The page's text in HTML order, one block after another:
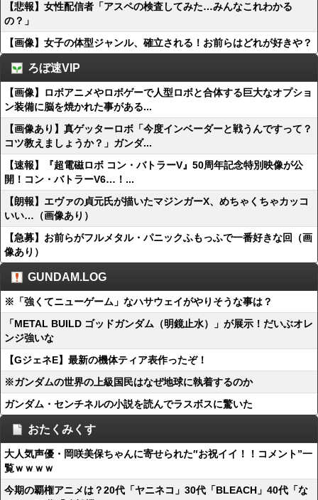
【悲報】女性配信者「アスペの検査してみた…みんなこれわかる
の？」
【画像】女子の体型ジャンル、確立される！お前らはどれが好きや？
ろぼ速VIP
【画像】ロボアニメやロボゲーで人型ロボと合体する巨大なオプショ
ン装備に脳を焼かれた事がある...
【画像あり】真ゲッターロボ「今度インベーダーと戦うんですって？
コツ教えましょうか？」ガンダ...
【速報】『超電磁ロボ コン・バトラーV』50周年記念特別映像が公
開！コン・バトラーV6…！...
【朗報】エヴァの貞元氏が描いたマジンガーX、めちゃくちゃカッコ
いい…（画像あり）
【急募】お前らがフルメタル・パニックふもっふで一番好きな回（画
像あり）
GUNDAM.LOG
※「強くてニューゲーム」なハサウェイがやりそうな事は？
「METAL BUILD ゴッドガンダム（明鏡止水）」が展示！だいぶオレ
ンジ強いな
【GジェネE】最新の機体ティア表作ったぞ！
※ガンダムの世界の上級国民はなぜ地球に執着するのか
ガンダム・センチネルの小説を読んでラスボスに驚いた
おたくみくす
大人気声優・岡咲美保ちゃんに寄せられた″お祝イイ！！コメント”一
覧ｗｗｗｗ
今期の覇権アニメは？20代「ヤニネコ」30代「BLEACH」40代「な